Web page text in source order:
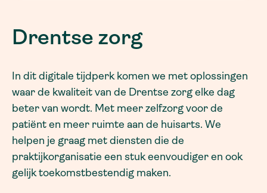
Drentse zorg
In dit digitale tijdperk komen we met oplossingen
waar de kwaliteit van de Drentse zorg elke dag
beter van wordt. Met meer zelfzorg voor de
patiënt en meer ruimte aan de huisarts. We
helpen je graag met diensten die de
praktijkorganisatie een stuk eenvoudiger en ook
gelijk toekomstbestendig maken.